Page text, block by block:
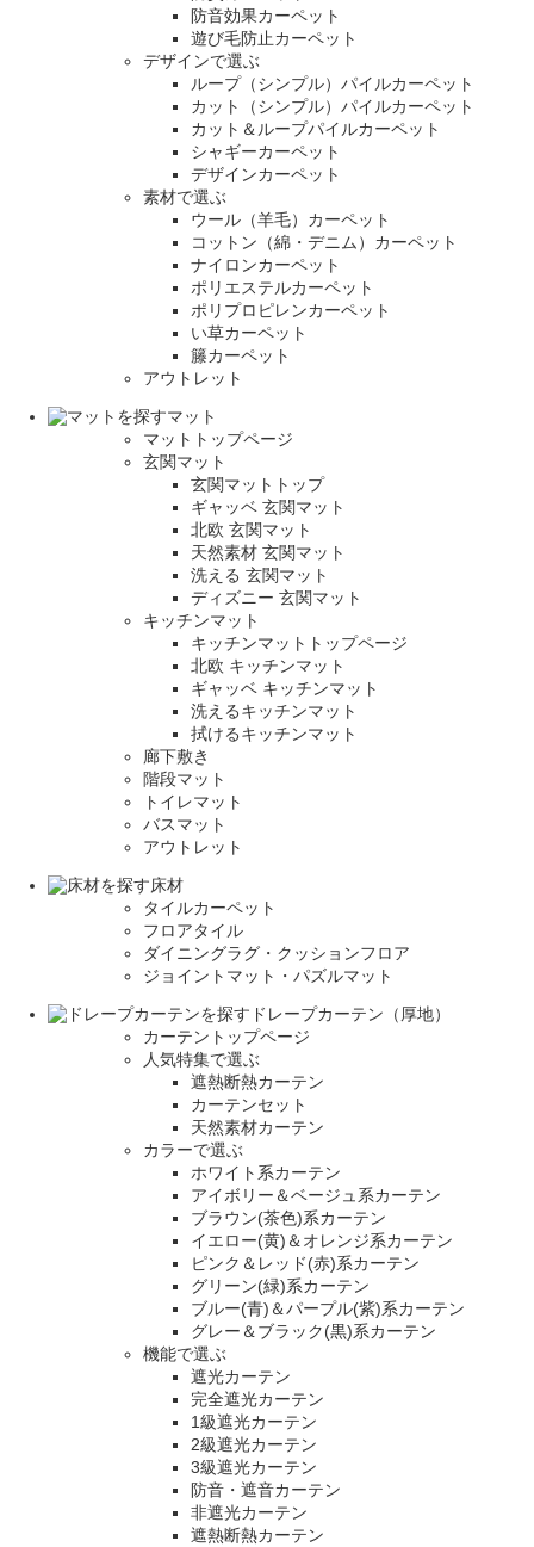
防音効果カーペット
遊び毛防止カーペット
デザインで選ぶ
ループ（シンプル）パイルカーペット
カット（シンプル）パイルカーペット
カット＆ループパイルカーペット
シャギーカーペット
デザインカーペット
素材で選ぶ
ウール（羊毛）カーペット
コットン（綿・デニム）カーペット
ナイロンカーペット
ポリエステルカーペット
ポリプロピレンカーペット
い草カーペット
籐カーペット
アウトレット
マット
マットトップページ
玄関マット
玄関マットトップ
ギャッベ 玄関マット
北欧 玄関マット
天然素材 玄関マット
洗える 玄関マット
ディズニー 玄関マット
キッチンマット
キッチンマットトップページ
北欧 キッチンマット
ギャッベ キッチンマット
洗えるキッチンマット
拭けるキッチンマット
廊下敷き
階段マット
トイレマット
バスマット
アウトレット
床材
タイルカーペット
フロアタイル
ダイニングラグ・クッションフロア
ジョイントマット・パズルマット
ドレープカーテン（厚地）
カーテントップページ
人気特集で選ぶ
遮熱断熱カーテン
カーテンセット
天然素材カーテン
カラーで選ぶ
ホワイト系カーテン
アイボリー＆ベージュ系カーテン
ブラウン(茶色)系カーテン
イエロー(黄)＆オレンジ系カーテン
ピンク＆レッド(赤)系カーテン
グリーン(緑)系カーテン
ブルー(青)＆パープル(紫)系カーテン
グレー＆ブラック(黒)系カーテン
機能で選ぶ
遮光カーテン
完全遮光カーテン
1級遮光カーテン
2級遮光カーテン
3級遮光カーテン
防音・遮音カーテン
非遮光カーテン
遮熱断熱カーテン